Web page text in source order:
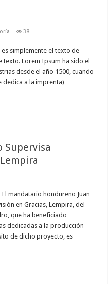
38
simplemente el texto de
texto. Lorem Ipsum ha sido el
desde el año 1500, cuando
dedica a la imprenta)
Supervisa
mandatario hondureño Juan
en Gracias, Lempira, del
que ha beneficiado
dedicadas a la producción
de dicho proyecto, es